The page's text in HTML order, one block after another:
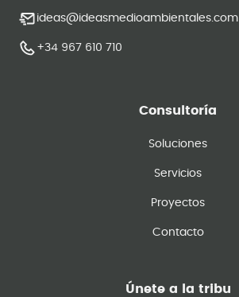
ideas@ideasmedioambientales.com
+34 967 610 710
Consultoría
Soluciones
Servicios
Proyectos
Contacto
Únete a la tribu